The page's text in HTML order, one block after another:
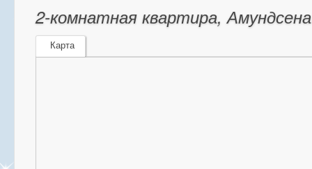
2-комнатная квартира,
Карта